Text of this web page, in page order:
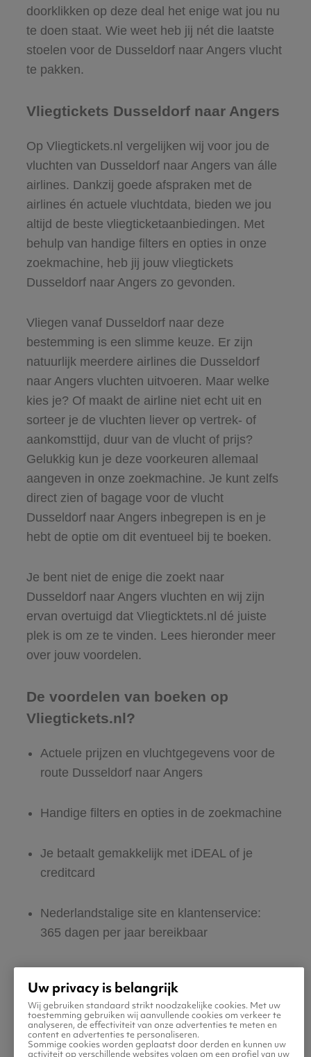
doorklikken op deze deal het enige wat jou nu
te doen staat. Wie weet heb jij nét die laatste
stoelen voor de Dusseldorf naar Angers vlucht
te pakken.
Vliegtickets Dusseldorf naar Angers
Op Vliegtickets.nl vergelijken wij voor jou de
vluchten van Dusseldorf naar Angers van álle
airlines. Dankzij goede afspraken met de
airlines én actuele vluchtdata, bieden we jou
altijd de beste vliegticketaanbiedingen. Met
behulp van handige filters en opties in onze
zoekmachine, heb jij jouw vliegtickets
Dusseldorf naar Angers zo gevonden.
Vliegen vanaf Dusseldorf naar deze
bestemming is een slimme keuze. Er zijn
natuurlijk meerdere airlines die Dusseldorf
naar Angers vluchten uitvoeren. Maar welke
kies je? Of maakt de airline niet echt uit en
sorteer je de vluchten liever op vertrek- of
aankomsttijd, duur van de vlucht of prijs?
Gelukkig kun je deze voorkeuren allemaal
aangeven in onze zoekmachine. Je kunt zelfs
direct zien of bagage voor de vlucht
Dusseldorf naar Angers inbegrepen is en je
hebt de optie om dit eventueel bij te boeken.
Je bent niet de enige die zoekt naar
Dusseldorf naar Angers vluchten en wij zijn
ervan overtuigd dat Vliegticktets.nl dé juiste
plek is om ze te vinden. Lees hieronder meer
over jouw voordelen.
De voordelen van boeken op
Vliegtickets.nl?
Actuele prijzen en vluchtgegevens voor de
route Dusseldorf naar Angers
Handige filters en opties in de zoekmachine
Je betaalt gemakkelijk met iDEAL of je
creditcard
Nederlandstalige site en klantenservice:
365 dagen per jaar bereikbaar
Boek ook direct een hotel of huurauto voor
in Angers
Uw privacy is belangrijk
Wij gebruiken standaard strikt noodzakelijke cookies. Met uw
toestemming gebruiken wij aanvullende cookies om verkeer te
analyseren, de effectiviteit van onze advertenties te meten en
content en advertenties te personaliseren.
Sommige cookies worden geplaatst door derden en kunnen uw
activiteit op verschillende websites volgen om een profiel van uw